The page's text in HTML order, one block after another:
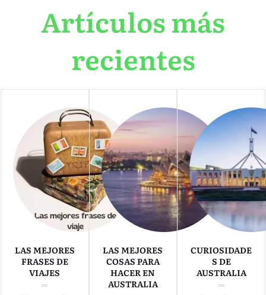
Artículos más
recientes
LAS MEJORES
FRASES DE
VIAJES
LAS MEJORES
COSAS PARA
HACER EN
AUSTRALIA
CURIOSIDADE
S DE
AUSTRALIA